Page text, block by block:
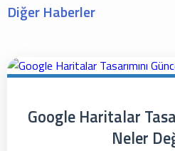
Diğer Haberler
Google Haritalar
Neler